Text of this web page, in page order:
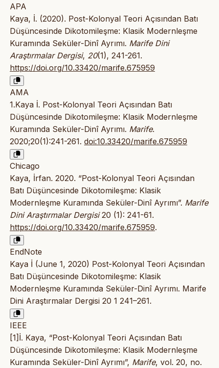
APA
Kaya, İ. (2020). Post-Kolonyal Teori Açısından Batı
Düşüncesinde Dikotomileşme: Klasik Modernleşme
Kuramında Seküler-Dinî Ayrımı. Marife Dini
Araştırmalar Dergisi, 20(1), 241-261.
https://doi.org/10.33420/marife.675959
AMA
1.Kaya İ. Post-Kolonyal Teori Açısından Batı
Düşüncesinde Dikotomileşme: Klasik Modernleşme
Kuramında Seküler-Dinî Ayrımı. Marife.
2020;20(1):241-261. doi:10.33420/marife.675959
Chicago
Kaya, İrfan. 2020. “Post-Kolonyal Teori Açısından
Batı Düşüncesinde Dikotomileşme: Klasik
Modernleşme Kuramında Seküler-Dinî Ayrımı”. Marife
Dini Araştırmalar Dergisi20 (1): 241-61.
https://doi.org/10.33420/marife.675959.
EndNote
Kaya İ (June 1, 2020) Post-Kolonyal Teori Açısından
Batı Düşüncesinde Dikotomileşme: Klasik
Modernleşme Kuramında Seküler-Dinî Ayrımı. Marife
Dini Araştırmalar Dergisi 20 1 241–261.
IEEE
[1]İ. Kaya, “Post-Kolonyal Teori Açısından Batı
Düşüncesinde Dikotomileşme: Klasik Modernleşme
Kuramında Seküler-Dinî Ayrımı”, Marife, vol. 20, no.